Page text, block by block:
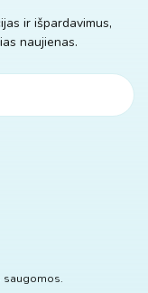
ir išpardavimus,
naujienas.
saugomos.